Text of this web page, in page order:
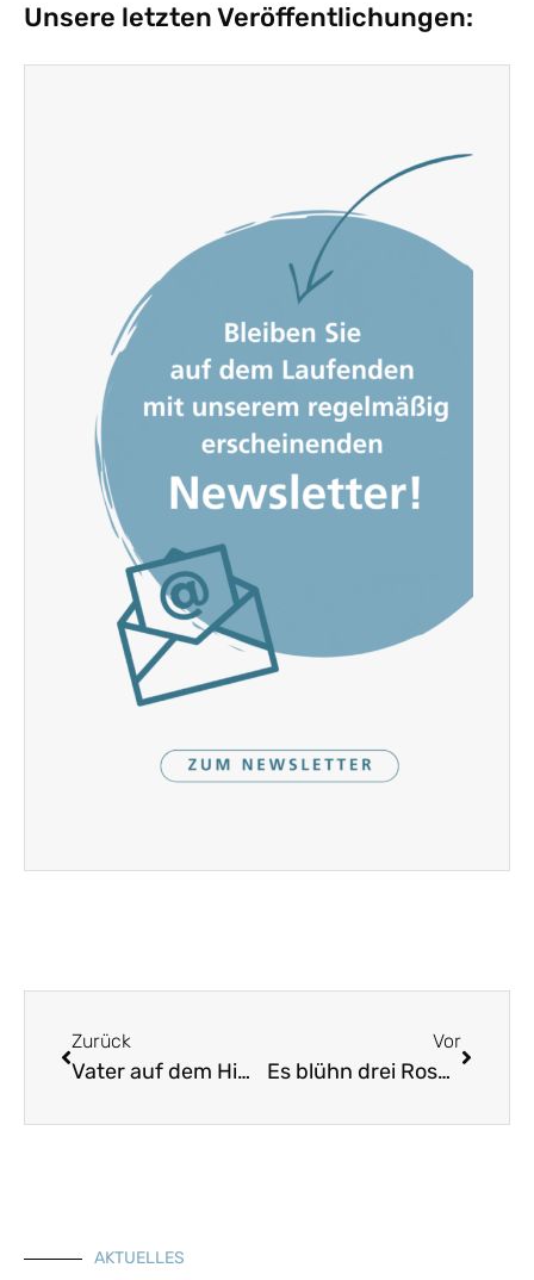
Unsere letzten Veröffentlichungen:
Zurück
Vater auf dem Himmelsthrone
Vor
Es blühn drei Rosen auf einem Zweig
AKTUELLES